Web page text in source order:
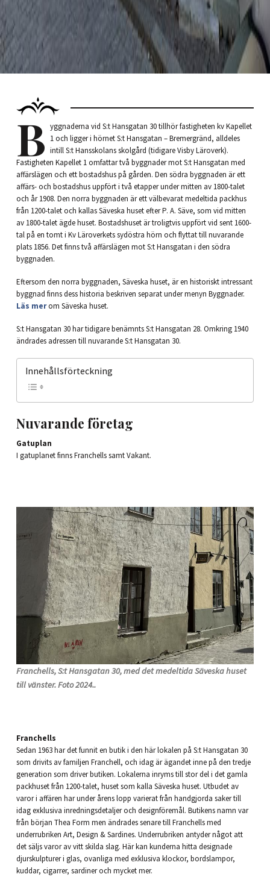
B yggnaderna vid S:t Hansgatan 30 tillhör fastigheten kv Kapellet
1 och ligger i hörnet S:t Hansgatan – Bremergränd, alldeles
intill S:t Hansskolans skolgård (tidigare Visby Läroverk).
Fastigheten Kapellet 1 omfattar två byggnader mot S:t Hansgatan med
affärslägen och ett bostadshus på gården. Den södra byggnaden är ett
affärs- och bostadshus uppfört i två etapper under mitten av 1800-talet
och år 1908. Den norra byggnaden är ett välbevarat medeltida packhus
från 1200-talet och kallas Säveska huset efter P. A. Säve, som vid mitten
av 1800-talet ägde huset. Bostadshuset är troligtvis uppfört vid sent 1600-
tal på en tomt i Kv Läroverkets sydöstra hörn och flyttat till nuvarande
plats 1856. Det finns två affärslägen mot S:t Hansgatan i den södra
byggnaden.
Eftersom den norra byggnaden, Säveska huset, är en historiskt intressant
byggnad finns dess historia beskriven separat under menyn Byggnader.
Läs merom Säveska huset.
S:t Hansgatan 30 har tidigare benämnts S:t Hansgatan 28. Omkring 1940
ändrades adressen till nuvarande S:t Hansgatan 30.
Innehållsförteckning
Nuvarande företag
Gatuplan
I gatuplanet finns Franchells samt Vakant.
Franchells, S:t Hansgatan 30, med det medeltida Säveska huset
till vänster. Foto 2024..
Franchells
Sedan 1963 har det funnit en butik i den här lokalen på S:t Hansgatan 30
som drivits av familjen Franchell, och idag är ägandet inne på den tredje
generation som driver butiken. Lokalerna inryms till stor del i det gamla
packhuset från 1200-talet, huset som kalla Säveska huset. Utbudet av
varor i affären har under årens lopp varierat från handgjorda saker till
idag exklusiva inredningsdetaljer och designföremål. Butikens namn var
från början Thea Form men ändrades senare till Franchells med
underrubriken Art, Design & Sardines. Underrubriken antyder något att
det säljs varor av vitt skilda slag. Här kan kunderna hitta designade
djurskulpturer i glas, ovanliga med exklusiva klockor, bordslampor,
kuddar, cigarrer, sardiner och mycket mer.